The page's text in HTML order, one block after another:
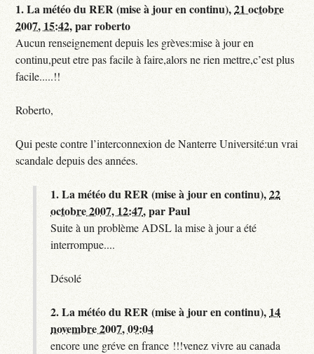
1.La météo du RER (mise à jour en continu),21 octobre
2007, 15:42,parroberto
Aucun renseignement depuis les grèves:mise à jour en
continu,peut etre pas facile à faire,alors ne rien mettre,c’est plus
facile.....!!
Roberto,
Qui peste contre l’interconnexion de Nanterre Université:un vrai
scandale depuis des années.
1.La météo du RER (mise à jour en continu),22
octobre 2007, 12:47,parPaul
Suite à un problème ADSL la mise à jour a été
interrompue....
Désolé
2.La météo du RER (mise à jour en continu), 14
novembre 2007, 09:04
encore une gréve en france !!!venez vivre au canada